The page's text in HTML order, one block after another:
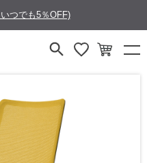
つでも5％OFF)